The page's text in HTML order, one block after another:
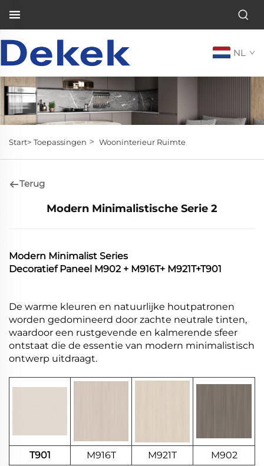
NL
Start> Toepassingen > Wooninterieur Ruimte
Terug
Modern Minimalistische Serie 2
Modern Minimalist Series
Decoratief Paneel M902 + M916T+ M921T+T901
De warme kleuren en natuurlijke houtpatronen
worden gedomineerd door zachte neutrale tinten,
waardoor een rustgevende en kalmerende sfeer
ontstaat die de essentie van modern minimalistisch
ontwerp uitdraagt.
T901 M916T M921T M902